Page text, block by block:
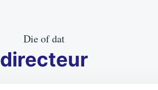
Die of dat
directeur